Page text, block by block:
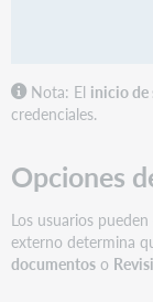
Nota: El inicio de
credenciales.
Opciones
Los usuarios
externo determina
documentos o